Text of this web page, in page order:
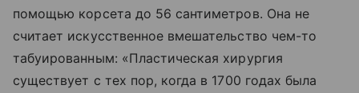
помощью корсета до 56 сантиметров. Она не
считает искусственное вмешательство чем-то
табуированным: «Пластическая хирургия
существует с тех пор, когда в 1700 годах была